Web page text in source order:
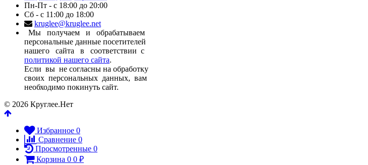
Пн-Пт - с 18:00 до 20:00
Сб - с 11:00 до 18:00
kruglee@kruglee.net
Мы получаем и обрабатываем
персональные данные посетителей
нашего сайта в соответствии с
политикой нашего сайта.
Если вы не согласны на обработку
своих персональных данных, вам
необходимо покинуть сайт.
© 2026 Круглее.Нет
Избранное 0
Сравнение 0
Просмотренные 0
Корзина 0 0 ₽